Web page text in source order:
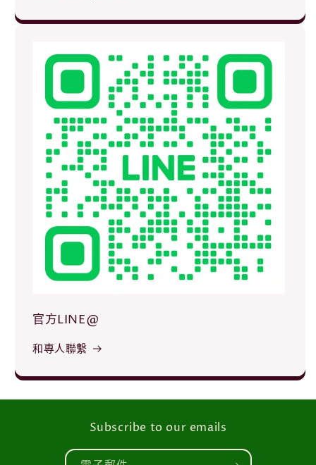
官方LINE@
和專人聯繫
Subscribe to our emails